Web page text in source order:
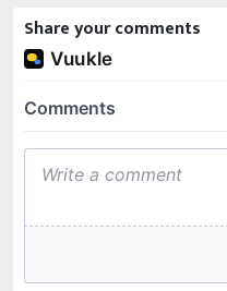
Share your comments